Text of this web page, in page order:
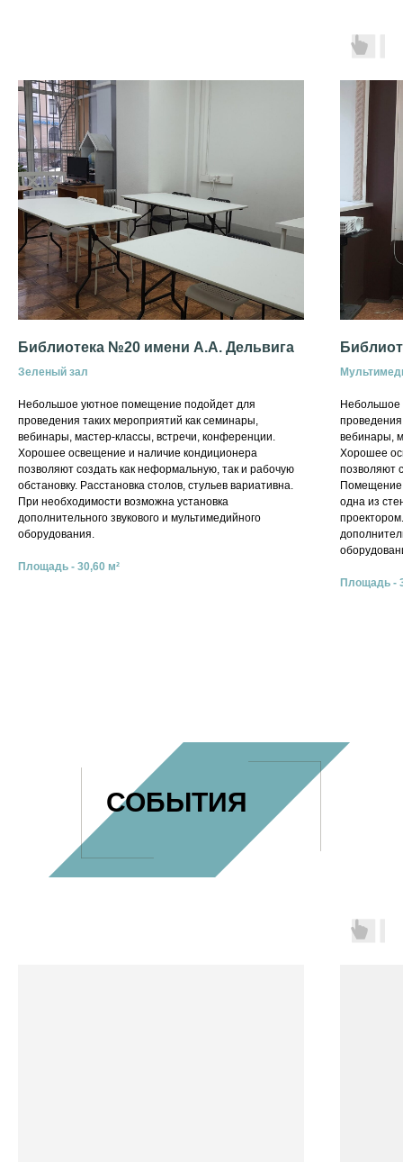
Библиотека №20 имени А.А. Дельвига
Зеленый зал
Небольшое уютное помещение подойдет для
проведения таких мероприятий как семинары,
вебинары, мастер-классы, встречи, конференции.
Хорошее освещение и наличие кондиционера
позволяют создать как неформальную, так и рабочую
обстановку. Расстановка столов, стульев вариативна.
При необходимости возможна установка
дополнительного звукового и мультимедийного
оборудования.
Площадь - 30,60 м²
Небольшое
вебинары,
Хорошее
позволяют
Помещение
одна из
Площадь -
СОБЫТИЯ